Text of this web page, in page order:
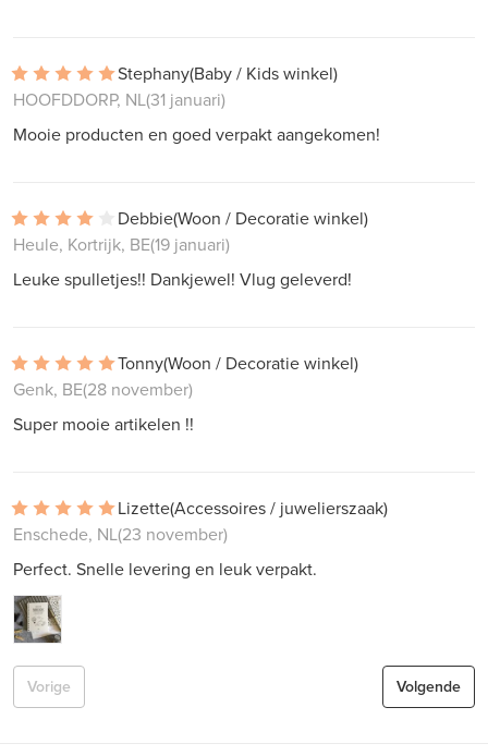
Stephany(Baby / Kids winkel)
HOOFDDORP, NL(31 januari)
Mooie producten en goed verpakt aangekomen!
Debbie(Woon / Decoratie winkel)
Heule, Kortrijk, BE(19 januari)
Leuke spulletjes!! Dankjewel! Vlug geleverd!
Tonny(Woon / Decoratie winkel)
Genk, BE(28 november)
Super mooie artikelen !!
Lizette(Accessoires / juwelierszaak)
Enschede, NL(23 november)
Perfect. Snelle levering en leuk verpakt.
Volgende
Vorige